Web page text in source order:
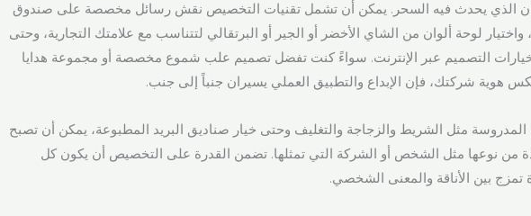
الذي يحدث فيه السحر. يمكن أن تشمل تقنيات التخصيص نقش رسائل مخصصة على صندوق
لوحة ألوان من الشاي الأخضر أو الجير أو البرتقالي لتتناسب مع علامتك التجارية، وحتى
التصميم عبر الإنترنت. سواءً كنت تفضل تصميم علب شموع مخصصة أو مجموعة هدايا
شركتك، فإن الإبداع والتطبيق العملي يسيران جنباً إلى جنب.
مثل الشريط والزجاجة والتغليف وحتى خيار صناديق البريد المطبوعة، يمكن أن تصبح
من نوعها مثل الشخص أو الشركة التي تمثلها. تضمن القدرة على التخصيص أن يكون كل
بين الأناقة والمعنى الشخصي.